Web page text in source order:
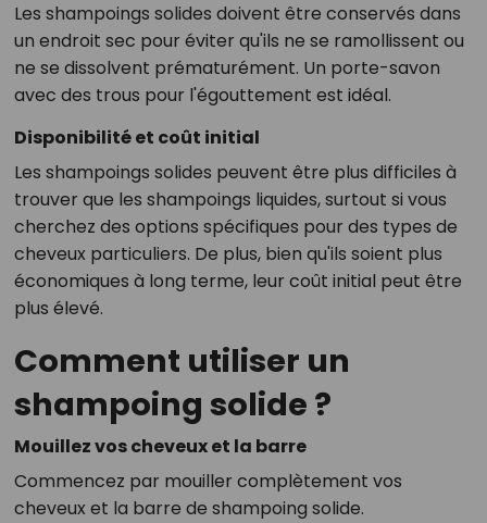
Les shampoings solides doivent être conservés dans
un endroit sec pour éviter qu'ils ne se ramollissent ou
ne se dissolvent prématurément. Un porte-savon
avec des trous pour l'égouttement est idéal.
Disponibilité et coût initial
Les shampoings solides peuvent être plus difficiles à
trouver que les shampoings liquides, surtout si vous
cherchez des options spécifiques pour des types de
cheveux particuliers. De plus, bien qu'ils soient plus
économiques à long terme, leur coût initial peut être
plus élevé.
Comment utiliser un
shampoing solide ?
Mouillez vos cheveux et la barre
Commencez par mouiller complètement vos
cheveux et la barre de shampoing solide.